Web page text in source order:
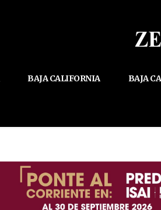
BAJA CALIFORNIA BAJA